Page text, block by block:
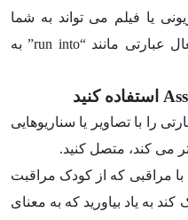
یا فیلم می تواند به شما
عبارتی مانند “run into” به
استفاده کنید
را با تصاویر یا سناریوهایی
تر می کند، متصل کنید.
با مراقبی که از کودک مراقبت
به یاد بیاورید که به معنای